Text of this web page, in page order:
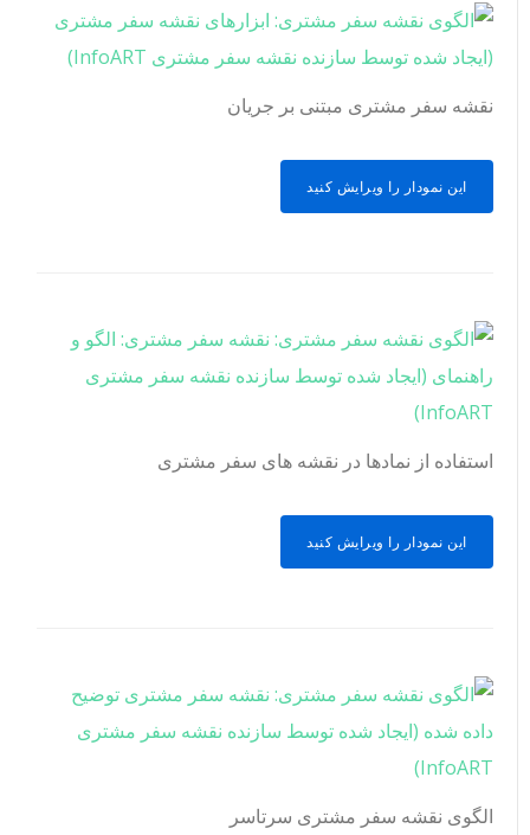
نقشه سفر مشتری مبتنی بر جریان
این نمودار را ویرایش کنید
استفاده از نمادها در نقشه های سفر مشتری
این نمودار را ویرایش کنید
الگوی نقشه سفر مشتری سرتاسر